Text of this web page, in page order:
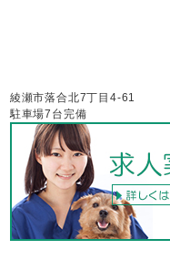
綾瀬市落合北7丁目4-61
駐車場7台完備